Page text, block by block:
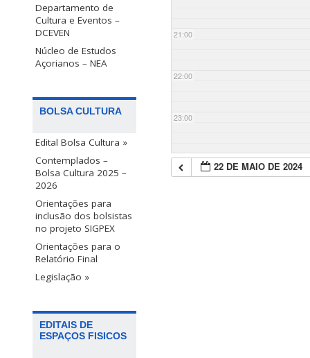
Departamento de
Cultura e Eventos –
DCEVEN
Núcleo de Estudos
Açorianos – NEA
BOLSA CULTURA
Edital Bolsa Cultura »
Contemplados –
Bolsa Cultura 2025 –
2026
Orientações para
inclusão dos bolsistas
no projeto SIGPEX
Orientações para o
Relatório Final
Legislação »
EDITAIS DE
ESPAÇOS FISICOS
21:00
22:00
23:00
22 DE MAIO DE 2024